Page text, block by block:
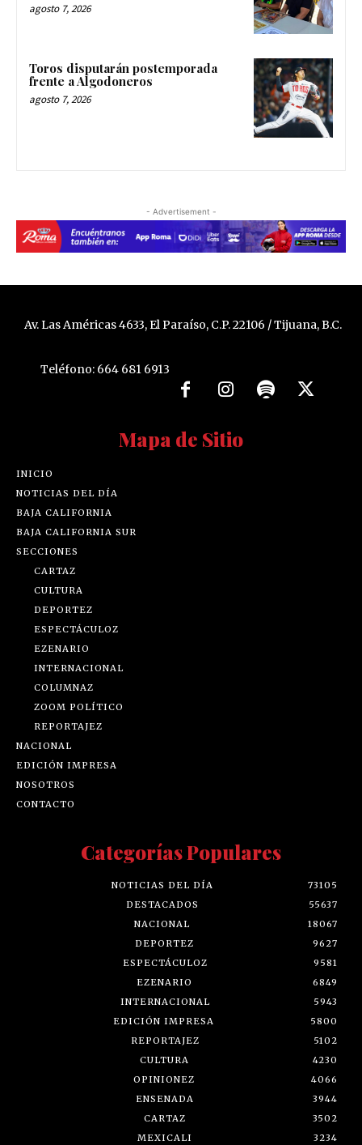
agosto 7, 2026
Toros disputarán postemporada
frente a Algodoneros
agosto 7, 2026
- Advertisement -
Av. Las Américas 4633, El Paraíso, C.P. 22106 / Tijuana, B.C.
Teléfono: 664 681 6913
Mapa de Sitio
INICIO
NOTICIAS DEL DÍA
BAJA CALIFORNIA
BAJA CALIFORNIA SUR
SECCIONES
CARTAZ
CULTURA
DEPORTEZ
ESPECTÁCULOZ
EZENARIO
INTERNACIONAL
COLUMNAZ
ZOOM POLÍTICO
REPORTAJEZ
NACIONAL
EDICIÓN IMPRESA
NOSOTROS
CONTACTO
Categorías Populares
NOTICIAS DEL DÍA
73105
DESTACADOS
55637
NACIONAL
18067
DEPORTEZ
9627
ESPECTÁCULOZ
9581
EZENARIO
6849
INTERNACIONAL
5943
EDICIÓN IMPRESA
5800
REPORTAJEZ
5102
CULTURA
4230
OPINIONEZ
4066
ENSENADA
3944
CARTAZ
3502
MEXICALI
3234